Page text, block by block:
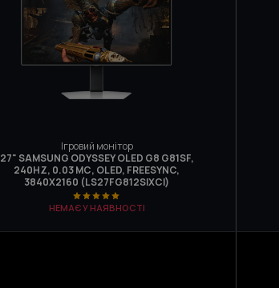
Ігровий монітор
27" SAMSUNG ODYSSEY OLED G8 G81SF,
240HZ, 0.03 МС, OLED, FREESYNC,
3840Х2160 (LS27FG812SIXCI)
НЕМАЄ У НАЯВНОСТІ